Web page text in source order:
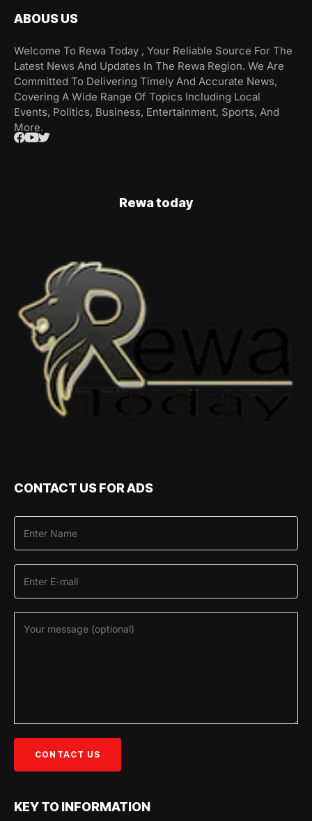
ABOUS US
Welcome To Rewa Today , Your Reliable Source For The
Latest News And Updates In The Rewa Region. We Are
Committed To Delivering Timely And Accurate News,
Covering A Wide Range Of Topics Including Local
Events, Politics, Business, Entertainment, Sports, And
More.
Rewa today
CONTACT US FOR ADS
KEY TO INFORMATION